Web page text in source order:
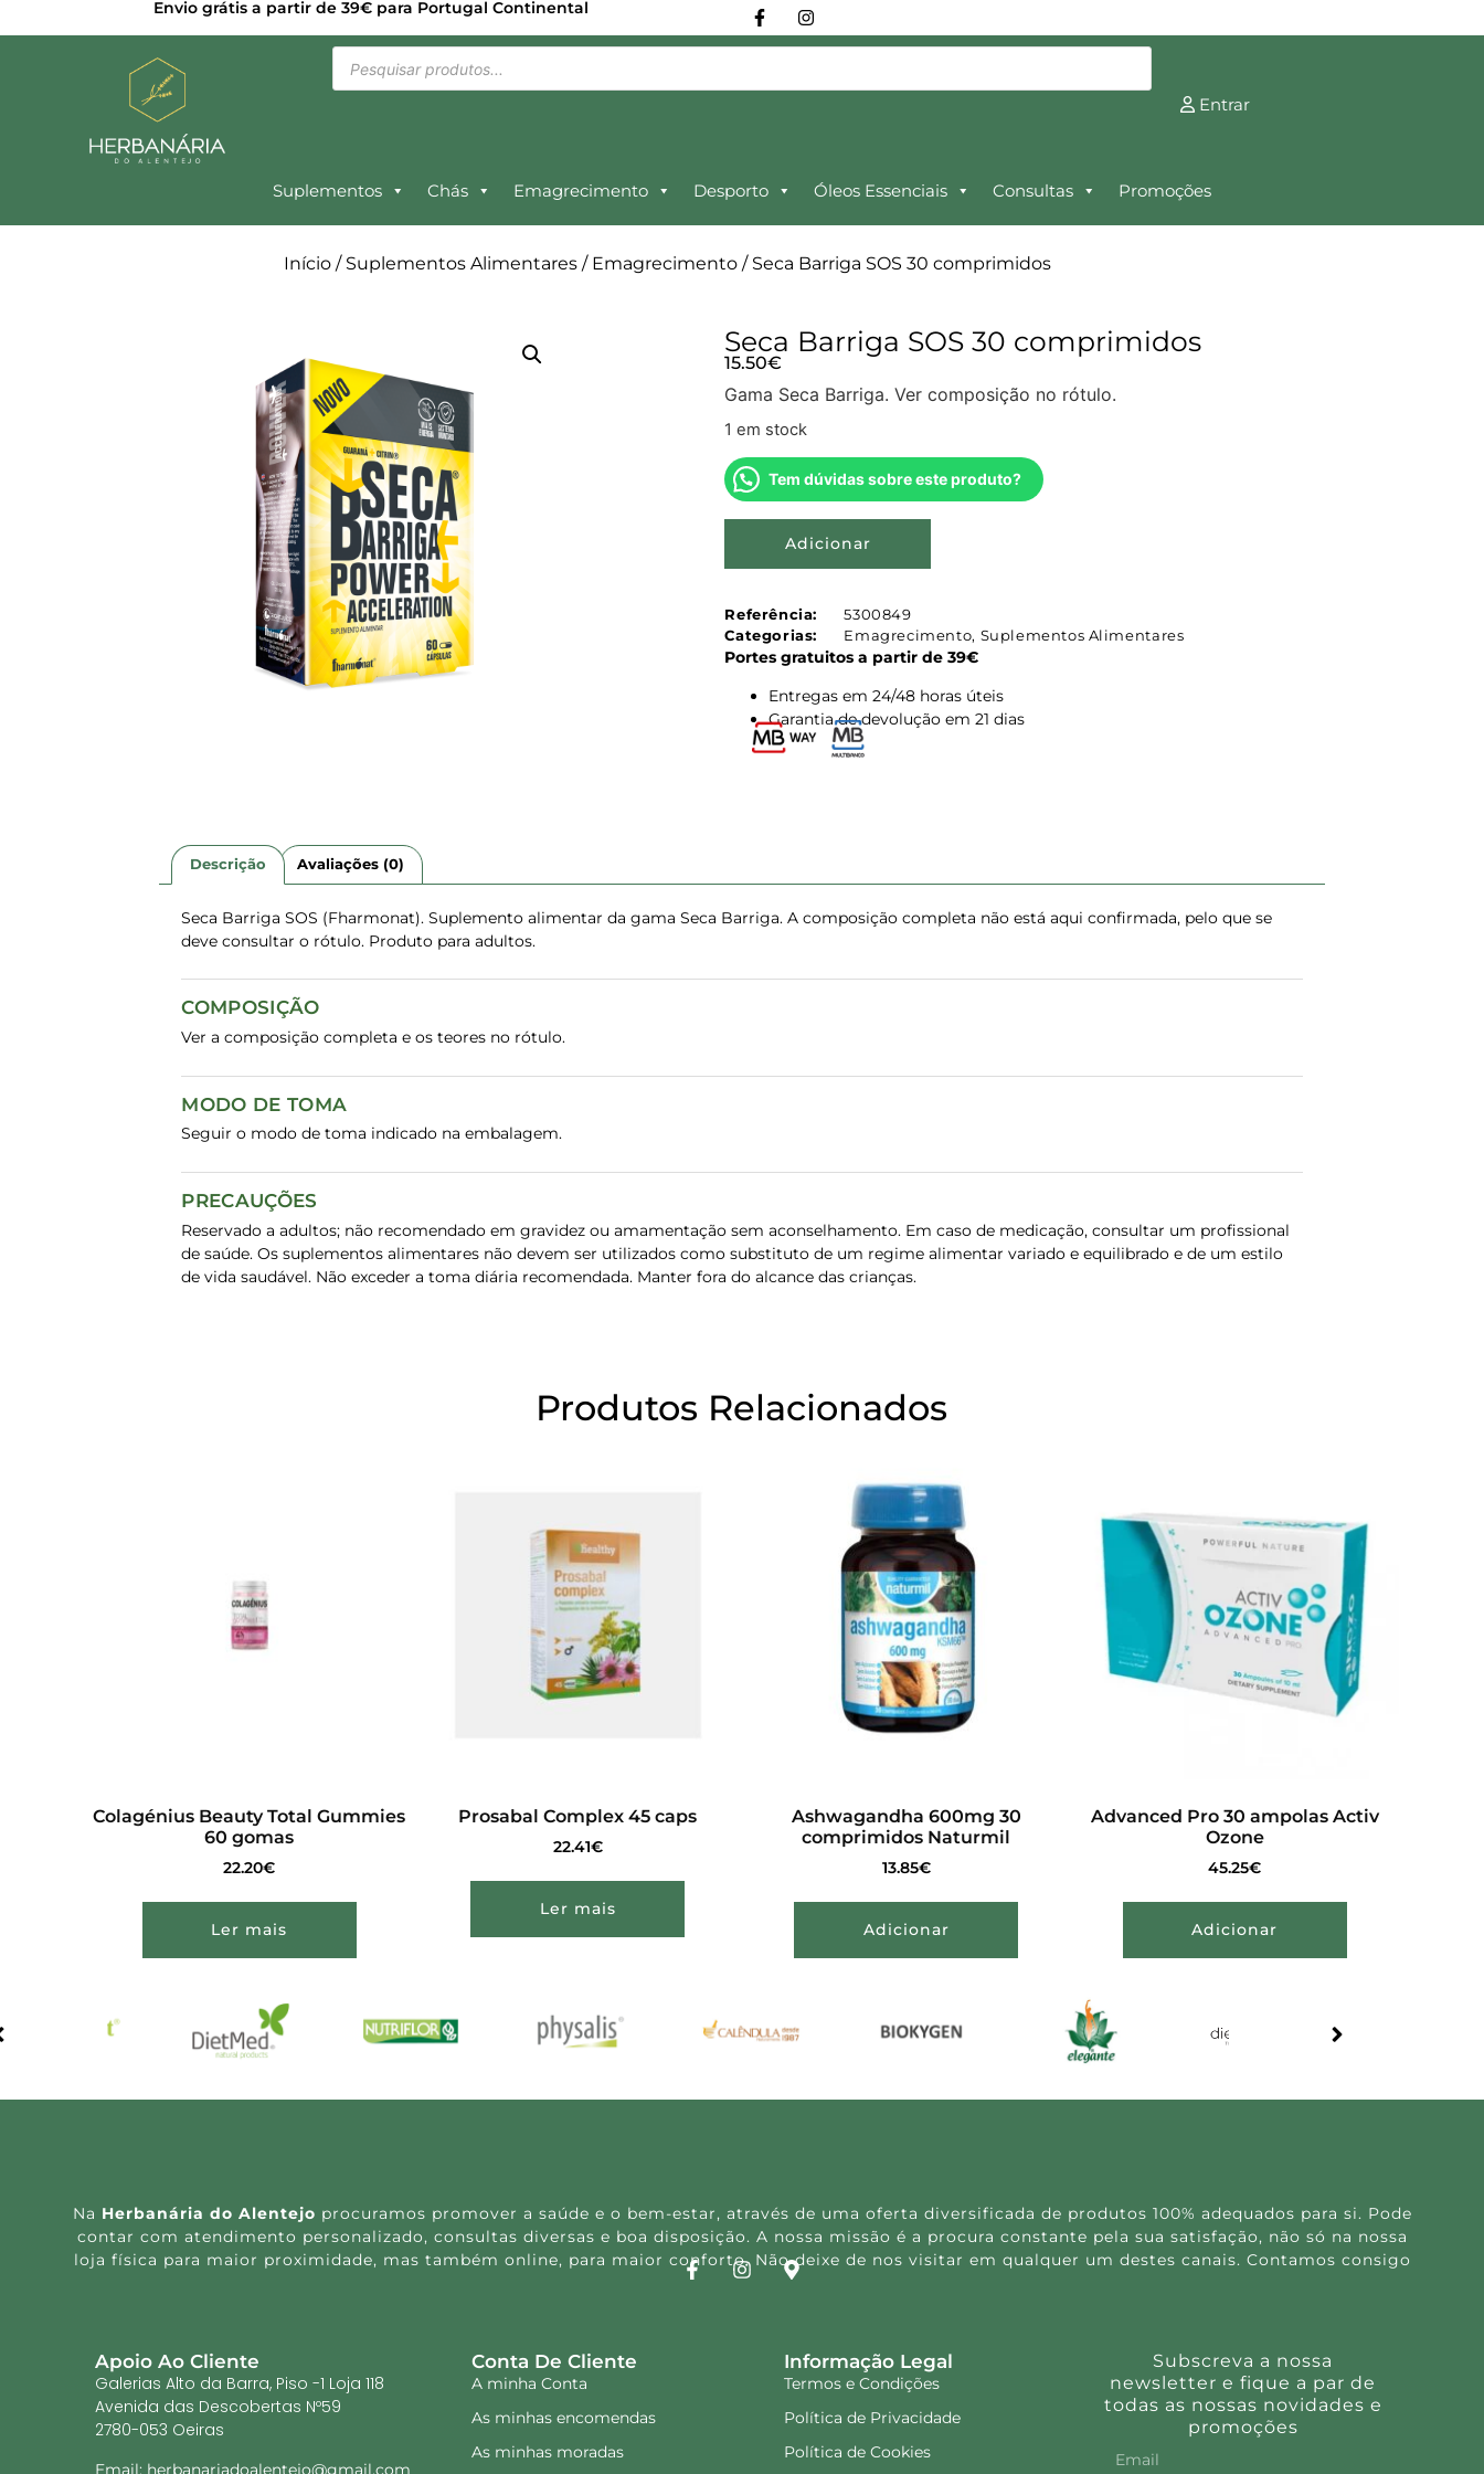
Envio grátis a partir de 39€ para Portugal Continental
Entrar
Suplementos Chás Emagrecimento Desporto Óleos Essenciais Consultas Promoções
Início / Suplementos Alimentares / Emagrecimento / Seca Barriga SOS 30 comprimidos
Seca Barriga SOS 30 comprimidos
15.50€
Gama Seca Barriga. Ver composição no rótulo.
1 em stock
Tem dúvidas sobre este produto?
Adicionar
Referência:
5300849
Categorias:
Emagrecimento, Suplementos Alimentares
Portes gratuitos a partir de 39€
Entregas em 24/48 horas úteis
Garantia de devolução em 21 dias
Descrição Avaliações (0)
Seca Barriga SOS (Fharmonat). Suplemento alimentar da gama Seca Barriga. A composição completa não está aqui confirmada, pelo que se
deve consultar o rótulo. Produto para adultos.
COMPOSIÇÃO
Ver a composição completa e os teores no rótulo.
MODO DE TOMA
Seguir o modo de toma indicado na embalagem.
PRECAUÇÕES
Reservado a adultos; não recomendado em gravidez ou amamentação sem aconselhamento. Em caso de medicação, consultar um profissional
de saúde. Os suplementos alimentares não devem ser utilizados como substituto de um regime alimentar variado e equilibrado e de um estilo
de vida saudável. Não exceder a toma diária recomendada. Manter fora do alcance das crianças.
Produtos Relacionados
Colagénius Beauty Total Gummies
60 gomas
22.20€
Ler mais
Prosabal Complex 45 caps
22.41€
Ler mais
Ashwagandha 600mg 30
comprimidos Naturmil
13.85€
Adicionar
Advanced Pro 30 ampolas Activ
Ozone
45.25€
Adicionar
Na Herbanária do Alentejo procuramos promover a saúde e o bem-estar, através de uma oferta diversificada de produtos 100% adequados para si. Pode
contar com atendimento personalizado, consultas diversas e boa disposição. A nossa missão é a procura constante pela sua satisfação, não só na nossa
loja física para maior proximidade, mas também online, para maior conforto. Não deixe de nos visitar em qualquer um destes canais. Contamos consigo
Apoio Ao Cliente
Galerias Alto da Barra, Piso -1 Loja 118
Avenida das Descobertas Nº59
2780-053 Oeiras
Email: herbanariadoalentejo@gmail.com
Conta De Cliente
A minha Conta
As minhas encomendas
As minhas moradas
Informação Legal
Termos e Condições
Política de Privacidade
Política de Cookies
Subscreva a nossa
newsletter e fique a par de
todas as nossas novidades e
promoções